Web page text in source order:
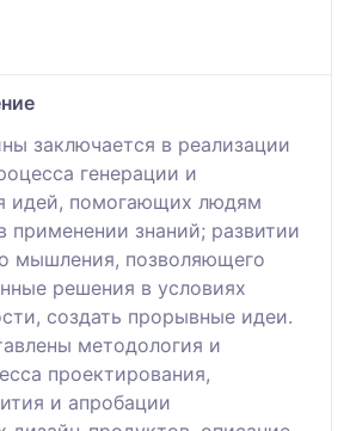
заключается в реализации
генерации и
идей, помогающих людям
применении знаний; развитии
мышления, позволяющего
решения в условиях
создать прорывные идеи.
методология и
проектирования,
и апробации